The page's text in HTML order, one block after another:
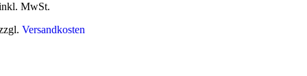
MwSt.
Versandkosten